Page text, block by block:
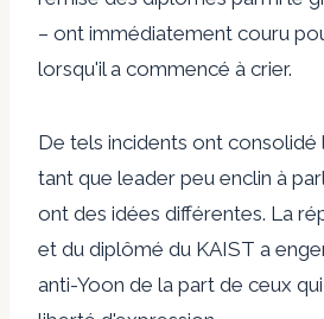
– ont immédiatement couru
lorsqu'il a commencé à crier.
De tels incidents ont consolidé
tant que leader peu enclin à
ont des idées différentes. La
et du diplômé du KAIST a
anti-Yoon de la part de ceux